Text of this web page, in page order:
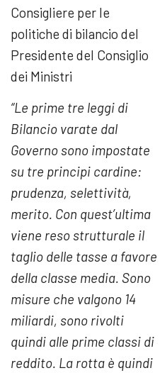
Consigliere per le
politiche di bilancio del
Presidente del Consiglio
dei Ministri
“Le prime tre leggi di
Bilancio varate dal
Governo sono impostate
su tre principi cardine:
prudenza, selettività,
merito. Con quest’ultima
viene reso strutturale il
taglio delle tasse a favore
della classe media. Sono
misure che valgono 14
miliardi, sono rivolti
quindi alle prime classi di
reddito. La rotta è quindi